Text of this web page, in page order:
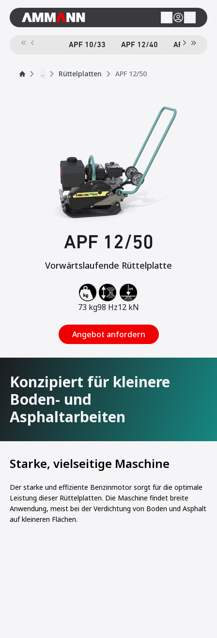
APF 10/33 APF 12/40 APF 12/40-
... Rüttelplatten APF 12/50
APF 12/50
Vorwärtslaufende Rüttelplatte
73 kg98 Hz12 kN
Angebot anfordern
Konzipiert für kleinere
Boden- und
Asphaltarbeiten
Starke, vielseitige Maschine
Der starke und effiziente Benzinmotor sorgt für die optimale
Leistung dieser Rüttelplatten. Die Maschine findet breite
Anwendung, meist bei der Verdichtung von Boden und Asphalt
auf kleineren Flächen.